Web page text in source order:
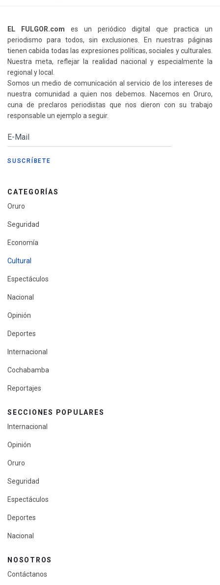
EL FULGOR.com es un periódico digital que practica un
periodismo para todos, sin exclusiones. En nuestras páginas
tienen cabida todas las expresiones políticas, sociales y culturales.
Nuestra meta, reflejar la realidad nacional y especialmente la
regional y local.
Somos un medio de comunicación al servicio de los intereses de
nuestra comunidad a quien nos debemos. Nacemos en Oruro,
cuna de preclaros periodistas que nos dieron con su trabajo
responsable un ejemplo a seguir.
CATEGORÍAS
Oruro
Seguridad
Economía
Cultural
Espectáculos
Nacional
Opinión
Deportes
Internacional
Cochabamba
Reportajes
SECCIONES POPULARES
Internacional
Opinión
Oruro
Seguridad
Espectáculos
Deportes
Nacional
NOSOTROS
Contáctanos